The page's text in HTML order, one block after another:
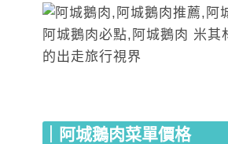
｜阿城鵝肉菜單價格